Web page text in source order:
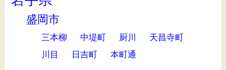
盛岡市
三本柳 中堤町 厨川
天昌寺町
川目
日吉町 本町通